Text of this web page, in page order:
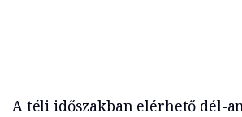
A téli időszakban elérhető dél-